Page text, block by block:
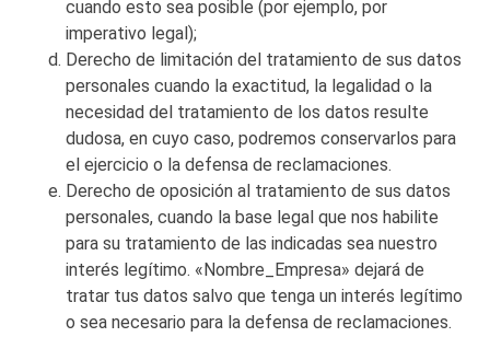
cuando esto sea posible (por ejemplo, por
imperativo legal);
Derecho de limitación del tratamiento de sus datos
personales cuando la exactitud, la legalidad o la
necesidad del tratamiento de los datos resulte
dudosa, en cuyo caso, podremos conservarlos para
el ejercicio o la defensa de reclamaciones.
Derecho de oposición al tratamiento de sus datos
personales, cuando la base legal que nos habilite
para su tratamiento de las indicadas sea nuestro
interés legítimo. «Nombre_Empresa» dejará de
tratar tus datos salvo que tenga un interés legítimo
o sea necesario para la defensa de reclamaciones.